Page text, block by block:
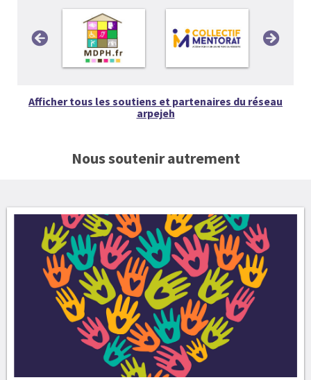
Afficher tous les soutiens et partenaires du réseau
arpejeh
Nous soutenir autrement